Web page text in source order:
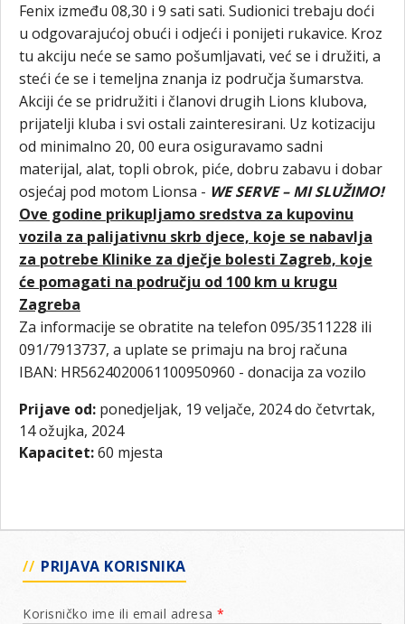
Fenix između 08,30 i 9 sati sati. Sudionici trebaju doći
u odgovarajućoj obući i odjeći i ponijeti rukavice. Kroz
tu akciju neće se samo pošumljavati, već se i družiti, a
steći će se i temeljna znanja iz područja šumarstva.
Akciji će se pridružiti i članovi drugih Lions klubova,
prijatelji kluba i svi ostali zainteresirani. Uz kotizaciju
od minimalno 20, 00 eura osiguravamo sadni
materijal, alat, topli obrok, piće, dobru zabavu i dobar
osjećaj pod motom Lionsa - WE SERVE – MI SLUŽIMO!
Ove godine prikupljamo sredstva za kupovinu
vozila za palijativnu skrb djece, koje se nabavlja
za potrebe Klinike za dječje bolesti Zagreb, koje
će pomagati na području od 100 km u krugu
Zagreba
Za informacije se obratite na telefon 095/3511228 ili
091/7913737, a uplate se primaju na broj računa
IBAN: HR5624020061100950960 - donacija za vozilo
Prijave od: ponedjeljak, 19 veljače, 2024do četvrtak,
14 ožujka, 2024
Kapacitet:60 mjesta
PRIJAVA KORISNIKA
Korisničko ime ili email adresa *